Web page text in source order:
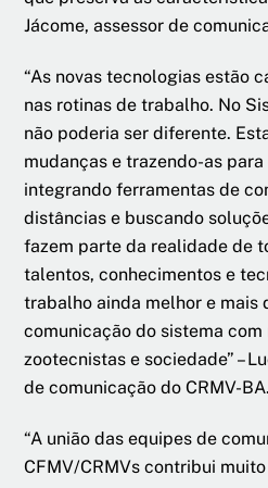
Jácome, assessor de
“As novas tecnologias estão
nas rotinas de trabalho. No
não poderia ser diferente.
mudanças e trazendo-as para
integrando ferramentas de
distâncias e buscando
fazem parte da realidade de
talentos, conhecimentos e
trabalho ainda melhor e mais
comunicação do sistema
zootecnistas e sociedade” –
de comunicação do CRMV-BA.
“A união das equipes de
CFMV/CRMVs contribui